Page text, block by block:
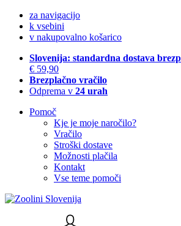
za navigacijo
k vsebini
v nakupovalno košarico
Slovenija: standardna dostava
€ 59,90
Brezplačno vračilo
Odprema v 24 urah
Pomoč
Kje je moje naročilo?
Vračilo
Stroški dostave
Možnosti plačila
Kontakt
Vse teme pomoči